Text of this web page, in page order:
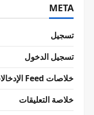
META
تسجيل
تسجيل الدخول
خلاصات Feed الإدخالات
خلاصة التعليقات